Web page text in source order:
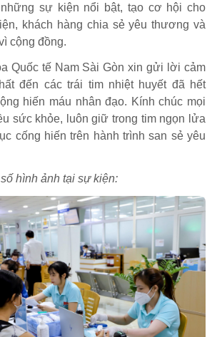
sự kiện nổi bật, tạo cơ hội cho
khách hàng chia sẻ yêu thương và
cộng đồng.
Quốc tế Nam Sài Gòn xin gửi lời cảm
đến các trái tim nhiệt huyết đã hết
hiến máu nhân đạo. Kính chúc mọi
sức khỏe, luôn giữ trong tim ngọn lửa
cống hiến trên hành trình san sẻ yêu
hình ảnh tại sự kiện: